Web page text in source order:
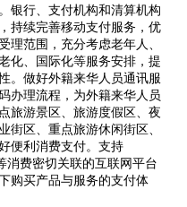
银行、支付机构和清算机构
持续完善移动支付服务，优
范围，充分考虑老年人、
化、国际化等服务安排，提
。做好外籍来华人员通讯服
办理流程，为外籍来华人员
旅游景区、旅游度假区、夜
街区、重点旅游休闲街区、
便利消费支付。支持
消费密切关联的互联网平台
购买产品与服务的支付体